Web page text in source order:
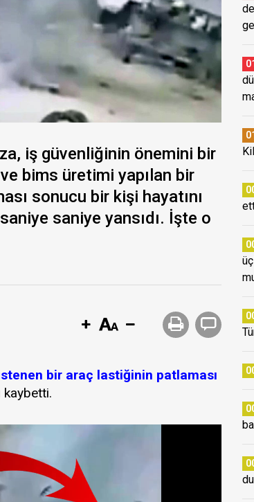
iş güvenliğinin önemini bir
bims üretimi yapılan bir
sonucu bir kişi hayatını
saniye yansıdı. İşte o
bir araç lastiğinin patlaması
kaybetti.